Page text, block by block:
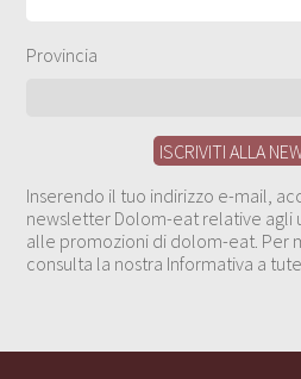
Provincia
Inserendo il tuo indirizzo e-mail,
newsletter Dolom-eat relative agli
alle promozioni di dolom-eat. Per
consulta la nostra Informativa a